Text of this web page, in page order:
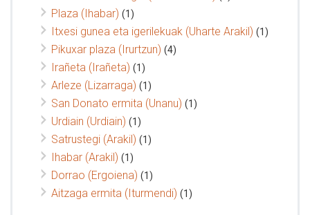
Plaza (Ihabar) (1)
Itxesi gunea eta igerilekuak (Uharte Arakil) (1)
Pikuxar plaza (Irurtzun) (4)
Irañeta (Irañeta) (1)
Arleze (Lizarraga) (1)
San Donato ermita (Unanu) (1)
Urdiain (Urdiain) (1)
Satrustegi (Arakil) (1)
Ihabar (Arakil) (1)
Dorrao (Ergoiena) (1)
Aitzaga ermita (Iturmendi) (1)